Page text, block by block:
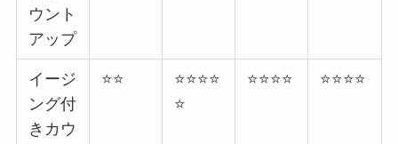
ウント
アップ
イージ
ング付
きカウ
⭐⭐
⭐⭐⭐⭐
⭐
⭐⭐⭐⭐ ⭐⭐⭐⭐